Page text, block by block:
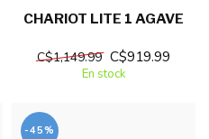
CHARIOT LITE 1 AGAVE
C$1,149.99 C$919.99
En stock
-45%